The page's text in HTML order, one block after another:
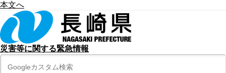
本文へ
災害等に関する緊急情報